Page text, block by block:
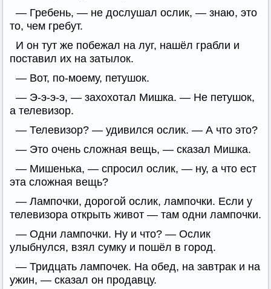
— Гребень, — не дослушал ослик, — знаю, это
то, чем гребут.
И он тут же побежал на луг, нашёл грабли и
поставил их на затылок.
— Вот, по-моему, петушок.
— Э-э-э-э, — захохотал Мишка. — Не петушок,
а телевизор.
— Телевизор? — удивился ослик. — А что это?
— Это очень сложная вещь, — сказал Мишка.
— Мишенька, — спросил ослик, — ну, а что ест
эта сложная вещь?
— Лампочки, дорогой ослик, лампочки. Если у
телевизора открыть живот — там одни лампочки.
— Одни лампочки. Ну и что? — Ослик
улыбнулся, взял сумку и пошёл в город.
— Тридцать лампочек. На обед, на завтрак и на
ужин, — сказал он продавцу.